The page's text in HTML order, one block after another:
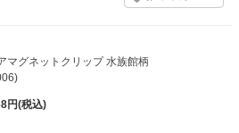
マグネットクリップ 水族館柄
円(税込)